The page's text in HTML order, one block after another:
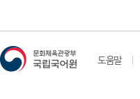
도움말